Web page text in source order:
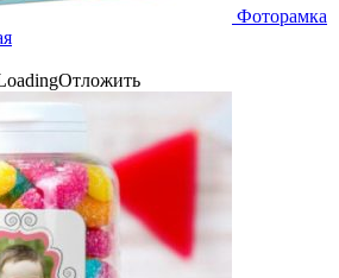
Фоторамка
Отложить